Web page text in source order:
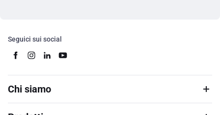
Seguici sui social
Chi siamo